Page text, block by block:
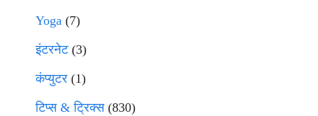
Yoga (7)
इंटरनेट(3)
कंप्युटर (1)
टिप्स & ट्रिक्स(830)